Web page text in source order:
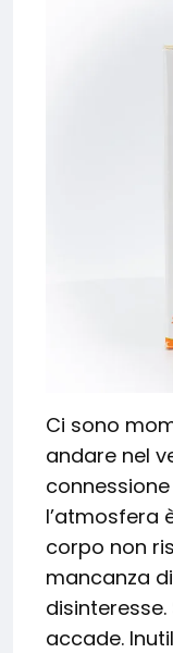
Ci sono
andare nel
l’atmosfera
corpo non
mancanza
accade.